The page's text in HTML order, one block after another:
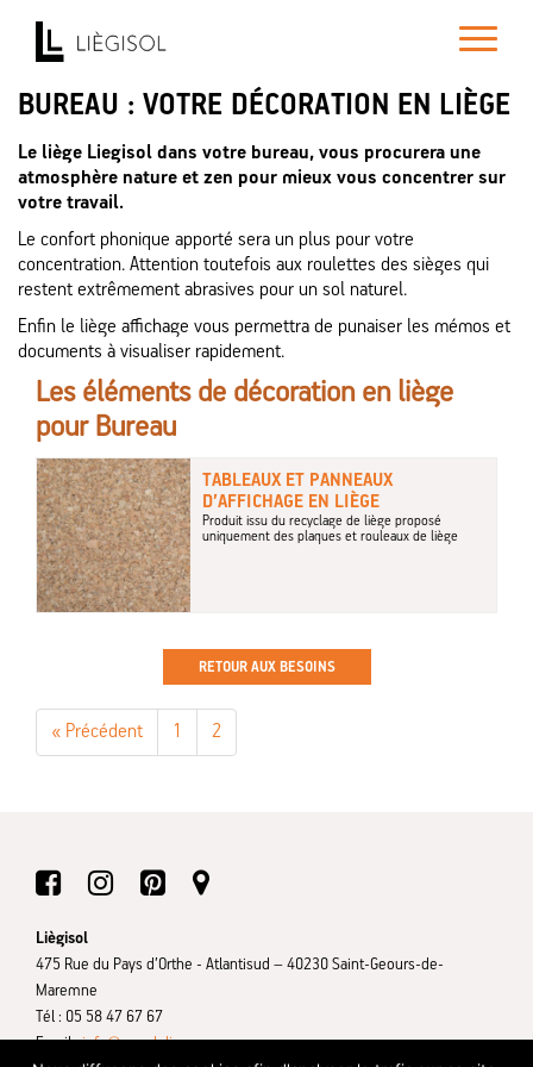
Toggle
BUREAU : VOTRE DÉCORATION EN LIÈGE
Le liège Liegisol dans votre bureau, vous procurera une
atmosphère nature et zen pour mieux vous concentrer sur
votre travail.
Le confort phonique apporté sera un plus pour votre
concentration. Attention toutefois aux roulettes des sièges qui
restent extrêmement abrasives pour un sol naturel.
Enfin le liège affichage vous permettra de punaiser les mémos et
documents à visualiser rapidement.
Les éléments de décoration en liège
pour Bureau
TABLEAUX ET PANNEAUX
D’AFFICHAGE EN LIÈGE
Produit issu du recyclage de liège proposé
uniquement des plaques et rouleaux de liège
RETOUR AUX BESOINS
« Précédent 1 2
Liègisol
475 Rue du Pays d’Orthe - Atlantisud – 40230 Saint-Geours-de-
Maremne
Tél : 05 58 47 67 67
Email :info@ameduliege.com